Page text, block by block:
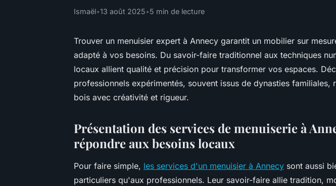
Ismaël•13 août 2025•5 min de lecture
Trouver un menuisier expert à Annecy garantit un mobilier sur
adapté à vos besoins. Du savoir-faire traditionnel aux techniques
locaux allient qualité et précision pour transformer vos espaces.
professionnels expérimentés, souvent issus de dynasties familiales,
bois avec créativité et rigueur.
Présentation des services de menuiserie à
répondre aux besoins locaux
Pour faire simple, les services d'un menuisier à Annecy sont aussi
particuliers qu'aux professionnels. Leur savoir-faire allie tradition,